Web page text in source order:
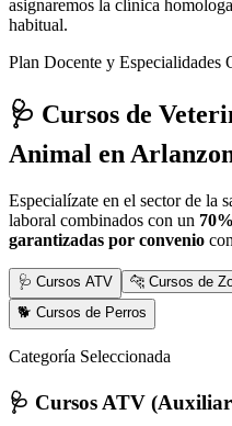
asignaremos la clínica
habitual.
Plan Docente y Especialidades
🩺 Cursos de
Animal en
Especialízate en el sector de la
laboral combinados con un
garantizadas por convenio
🩺 Cursos ATV 🐆 Cursos de
🐕 Cursos de Perros
Categoría Seleccionada
🩺 Cursos ATV